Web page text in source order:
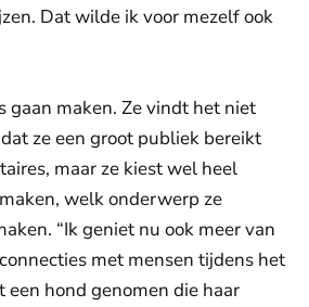
Dat wilde ik voor mezelf ook
gaan maken. Ze vindt het niet
ze een groot publiek bereikt
maar ze kiest wel heel
welk onderwerp ze
“Ik geniet nu ook meer van
met mensen tijdens het
een hond genomen die haar